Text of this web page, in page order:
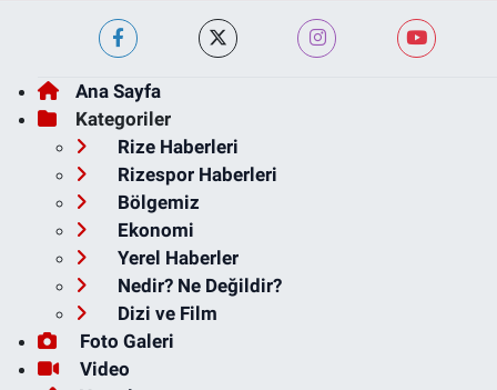
Ana Sayfa
Kategoriler
Rize Haberleri
Rizespor Haberleri
Bölgemiz
Ekonomi
Yerel Haberler
Nedir? Ne Değildir?
Dizi ve Film
Foto Galeri
Video